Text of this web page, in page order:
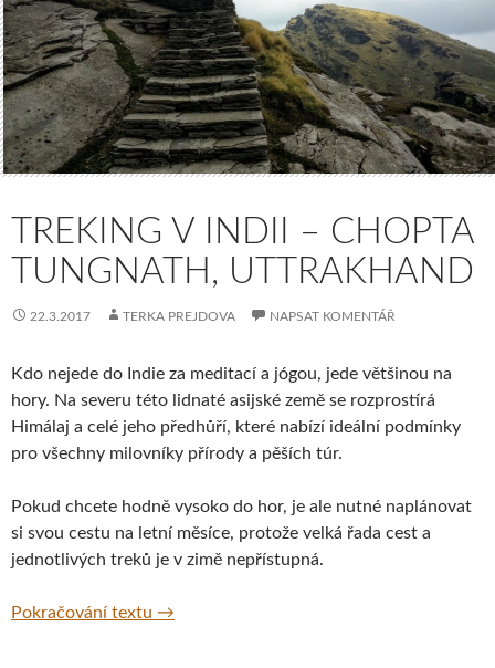
TREKING V INDII – CHOPTA
TUNGNATH, UTTRAKHAND
22.3.2017 TERKA PREJDOVA NAPSAT KOMENTÁŘ
Kdo nejede do Indie za meditací a jógou, jede většinou na
hory. Na severu této lidnaté asijské země se rozprostírá
Himálaj a celé jeho předhůří, které nabízí ideální podmínky
pro všechny milovníky přírody a pěších túr.
Pokud chcete hodně vysoko do hor, je ale nutné naplánovat
si svou cestu na letní měsíce, protože velká řada cest a
jednotlivých treků je v zimě nepřístupná.
Pokračování textu Treking v Indii – Chopta Tungnath,
→